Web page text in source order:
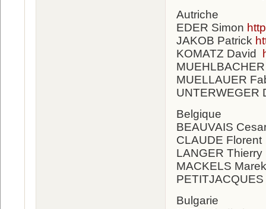
Autriche
EDER Simon
JAKOB Patrick
KOMATZ David
MUELLAUER
UNTERWEGER
Belgique
BEAUVAIS
CLAUDE Florent
LANGER Thierry
MACKELS Marek
Bulgarie